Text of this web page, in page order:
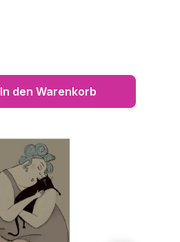
In den Warenkorb